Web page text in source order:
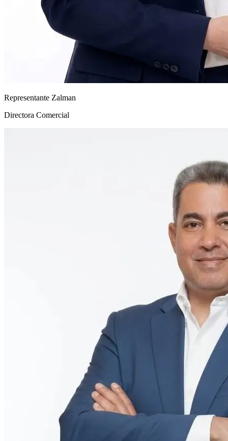
Representante Zalman
Directora Comercial